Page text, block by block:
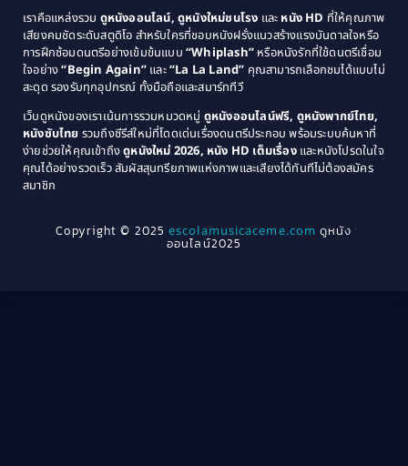
Coming of Age ก้าวพ้นวัย(1)
Coming-of-Age(3)
Community(1)
Crime อาชญากรรม(289)
Cult Film(4)
1979
1978
1976
1975
1974
1971
1970
1969
1968
1964
1963
1940
เราคือแหล่งรวม ดูหนังออนไลน์, ดูหนังใหม่ชนโรง และ หนัง HD ที่ให้คุณภาพ
เสียงคมชัดระดับสตูดิโอ สำหรับใครที่ชอบหนังฝรั่งแนวสร้างแรงบันดาลใจหรือ
การฝึกซ้อมดนตรีอย่างเข้มข้นแบบ “Whiplash” หรือหนังรักที่ใช้ดนตรีเชื่อม
ใจอย่าง“Begin Again” และ“La La Land” คุณสามารถเลือกชมได้แบบไม่
สะดุด รองรับทุกอุปกรณ์ ทั้งมือถือและสมาร์ททีวี
เว็บดูหนังของเราเน้นการรวมหมวดหมู่ ดูหนังออนไลน์ฟรี, ดูหนังพากย์ไทย,
หนังซับไทย รวมถึงซีรีส์ใหม่ที่โดดเด่นเรื่องดนตรีประกอบ พร้อมระบบค้นหาที่
ง่ายช่วยให้คุณเข้าถึงดูหนังใหม่ 2026, หนัง HD เต็มเรื่องและหนังโปรดในใจ
คุณได้อย่างรวดเร็ว สัมผัสสุนทรียภาพแห่งภาพและเสียงได้ทันทีไม่ต้องสมัคร
สมาชิก
Copyright © 2025escolamusicaceme.com ดูหนัง
ออนไลน์2025